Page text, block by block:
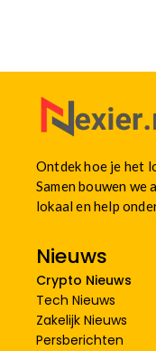
Ontdek hoe je het
Samen bouwen we
lokaal en help
Nieuws
Crypto Nieuws
Tech Nieuws
Zakelijk Nieuws
Persberichten